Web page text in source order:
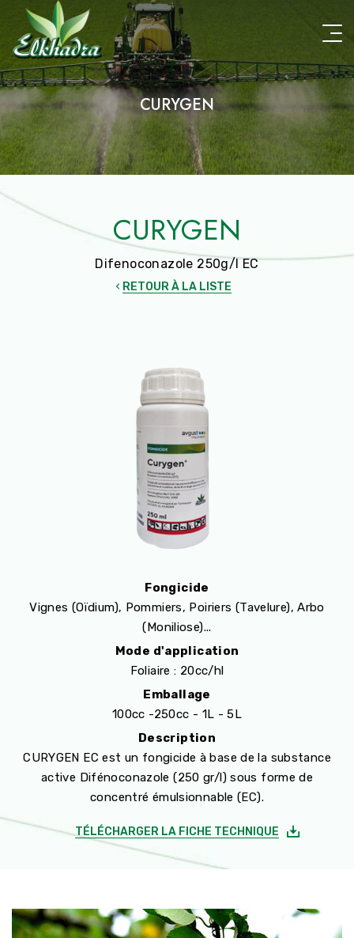
contenu
principal
CURYGEN
CURYGEN
Difenoconazole 250g/l EC
RETOUR À LA LISTE
Fongicide
Vignes (Oïdium), Pommiers, Poiriers (Tavelure), Arbo
(Moniliose)...
Mode d'application
Foliaire : 20cc/hl
Emballage
100cc -250cc - 1L - 5L
Description
CURYGEN EC est un fongicide à base de la substance
active Difénoconazole (250 gr/l) sous forme de
concentré émulsionnable (EC).
TÉLÉCHARGER LA FICHE TECHNIQUE